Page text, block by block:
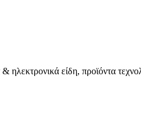
ηλεκτρονικά είδη, προϊόντα